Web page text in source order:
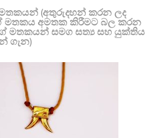
(අතුරුදහන් කරන ලද
මතකය අමතක කිරීමට බල කරන
මතකයන් සමග සත්‍ය සහ යුක්තිය
ගැන)